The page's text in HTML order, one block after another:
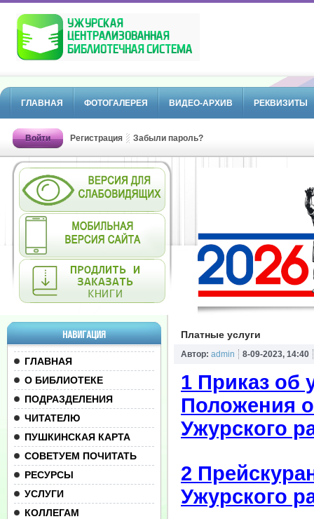
ГЛАВНАЯ ФОТОГАЛЕРЕЯ ВИДЕО-АРХИВ РЕКВИЗИТЫ
Войти Регистрация Забыли пароль?
НАВИГАЦИЯ
ГЛАВНАЯ
О БИБЛИОТЕКЕ
ПОДРАЗДЕЛЕНИЯ
ЧИТАТЕЛЮ
ПУШКИНСКАЯ КАРТА
СОВЕТУЕМ ПОЧИТАТЬ
РЕСУРСЫ
УСЛУГИ
КОЛЛЕГАМ
Платные услуги
Автор: admin 8-09-2023, 14:40
1 Приказ об
Положения
Ужурского
2
Ужурского